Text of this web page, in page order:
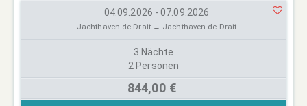
04.09.2026 - 07.09.2026
Jachthaven de Drait → Jachthaven de Drait
3 Nächte
2 Personen
844,00 €